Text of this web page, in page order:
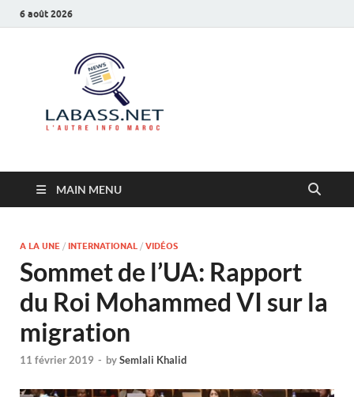
6 août 2026
MAIN MENU
A LA UNE / INTERNATIONAL / VIDÉOS
Sommet de l’UA: Rapport
du Roi Mohammed VI sur la
migration
11 février 2019 - bySemlali Khalid